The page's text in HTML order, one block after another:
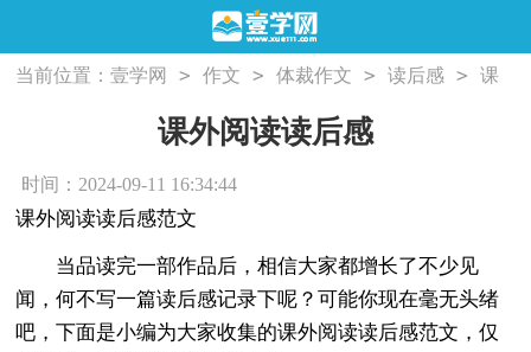
当前位置：壹学网 > 作文 > 体裁作文 > 读后感 >
课
课外阅读读后感
时间：2024-09-11 16:34:44
课外阅读读后感范文
当品读完一部作品后，相信大家都增长了不少见
闻，何不写一篇读后感记录下呢？可能你现在毫无头绪
吧，下面是小编为大家收集的课外阅读读后感范文，仅